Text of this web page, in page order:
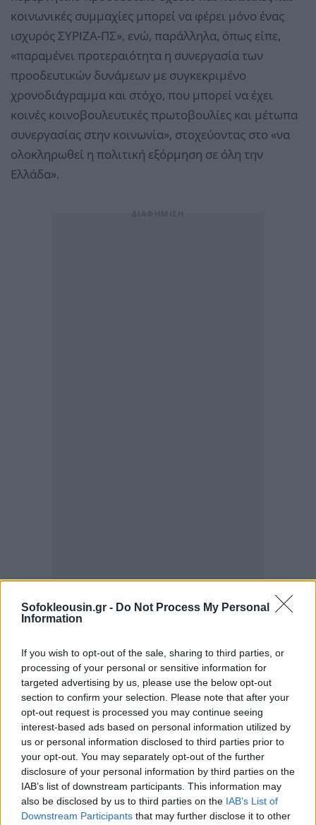
Sofokleousin.gr - Do Not Process My Personal
Information
If you wish to opt-out of the sale, sharing to third parties, or
processing of your personal or sensitive information for
targeted advertising by us, please use the below opt-out
section to confirm your selection. Please note that after your
opt-out request is processed you may continue seeing
interest-based ads based on personal information utilized by
us or personal information disclosed to third parties prior to
your opt-out. You may separately opt-out of the further
disclosure of your personal information by third parties on the
IAB’s list of downstream participants. This information may
also be disclosed by us to third parties on the IAB’s List of
Downstream Participants that may further disclose it to other
κοινωνικές συμμαχίες μπορεί να φέρει μόνο ένας
ισχυρός ΣΥΡΙΖΑ-ΠΣ», ενώ, παράλληλα, όπως είπε,
«παραμένει προτεραιότητα η συνεργασία των
προοδευτικών δυνάμεων με συγκεκριμένο
χρονοδιάγραμμα και στόχο, που μπορεί να έχει
κοινές κοινοβουλευτικές πρωτοβουλίες και μέτωπα
συνεργασίας στην κοινωνία», στοχεύοντας στο «να
ολοκληρωθεί η πολιτική εξόρμηση σε όλη την
Ελλάδα».
Ο πρόεδρος του ΣΥΡΙΖΑ-ΠΣ εισηγήθηκε επίσης, να
συνεδριάσει η Κεντρική Επιτροπή στις 29/3, «από την
οποία αφενός θα δημιουργηθούν οι επιτροπές
Θέσεων και Καταστατικού και αφετέρου θα
σηματοδοτήσει τη διεύρυνση του κόμματος», ενώ η
επόμενη Κεντρική Επιτροπή να συνεδριάσει μετά το
Πάσχα, ώστε να γίνει το Συνέδριο του κόμματος πριν
το καλοκαίρι.